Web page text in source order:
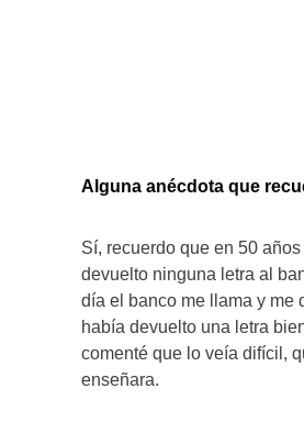
Alguna anécdota que
Sí, recuerdo que en 50
devuelto ninguna letra al
día el banco me llama y me
había devuelto una letra
comenté que lo veía difícil,
enseñara.